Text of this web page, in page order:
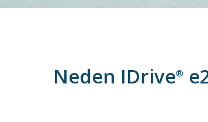
Neden IDrive®